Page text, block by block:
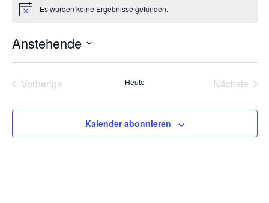
HinweisEs wurden keine Ergebnisse gefunden.
Anstehende
VorherigeVeranstaltungenHeute Nächste
Kalender abonnieren